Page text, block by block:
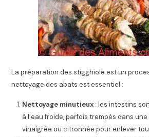
La préparation des stigghiole est un
nettoyage des abats est essentiel :
Nettoyage minutieux : les intestins
à l’eau froide, parfois trempés dans
vinaigrée ou citronnée pour enlever